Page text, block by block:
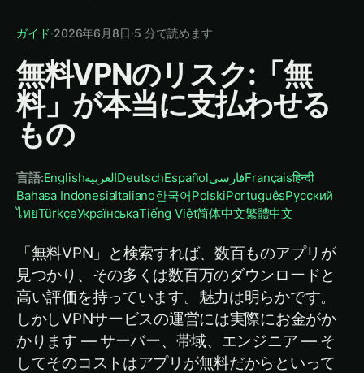
ガイド·2026年6月8日·5 分で読めます
無料VPNのリスク:「無
料」が本当に支払わせる
もの
言語:EnglishالعربيةDeutschEspañolفارسیFrançaisहिन्दी
Bahasa IndonesiaItaliano한국어PolskiPortuguêsРусский
ไทยTürkçeУкраїнськаTiếng Việt简体中文繁體中文
「無料VPN」と検索すれば、数百ものアプリが
見つかり、その多くは数百万のダウンロードと
高い評価を持っています。魅力は明らかです。
しかしVPNサービスの運営には実際にお金がか
かります — サーバー、帯域、エンジニア — そ
してそのコストはアプリが無料だからといって